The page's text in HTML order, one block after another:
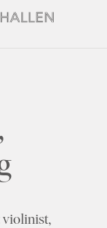
violinist,